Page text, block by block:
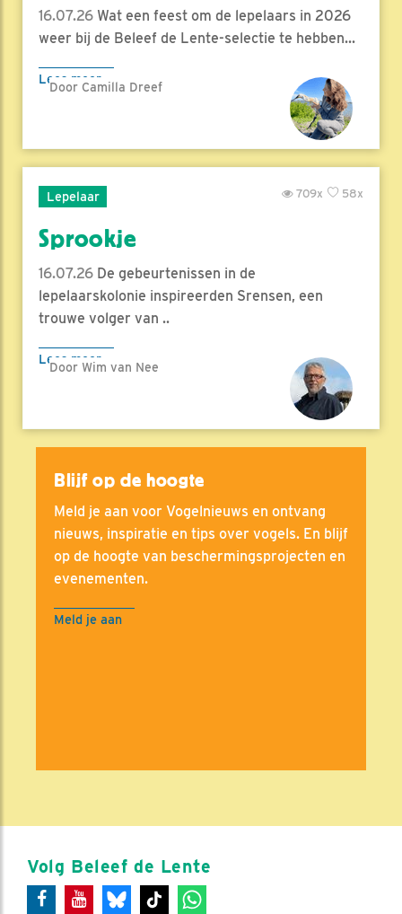
16.07.26 Wat een feest om de lepelaars in 2026
weer bij de Beleef de Lente-selectie te hebben...
Lees meer
Door Camilla Dreef
Lepelaar 58x
709x
Sprookje
16.07.26 De gebeurtenissen in de
lepelaarskolonie inspireerden Srensen, een
trouwe volger van ..
Lees meer
Door Wim van Nee
Blijf op de hoogte
Meld je aan voor Vogelnieuws en ontvang
nieuws, inspiratie en tips over vogels. En blijf
op de hoogte van beschermingsprojecten en
evenementen.
Meld je aan
Volg Beleef de Lente